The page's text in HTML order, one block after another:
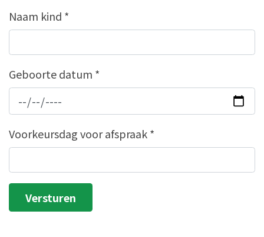
Naam kind *
Geboorte datum *
Voorkeursdag voor afspraak*
Versturen